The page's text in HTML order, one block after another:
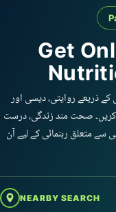
Get
کے ذریعے روایتی، دیسی اور
صحت مند زندگی، درست
متعلق رہنمائی کے لیے آن
NEARBY SEARCH